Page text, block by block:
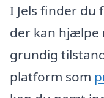
I Jels finder du
der kan hjælpe
grundig
platform som